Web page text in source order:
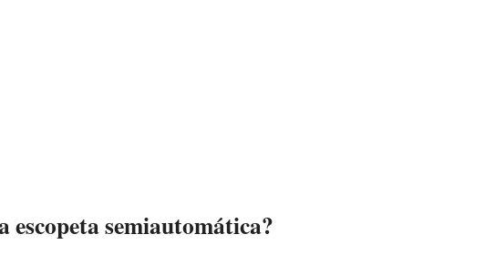
escopeta semiautomática?